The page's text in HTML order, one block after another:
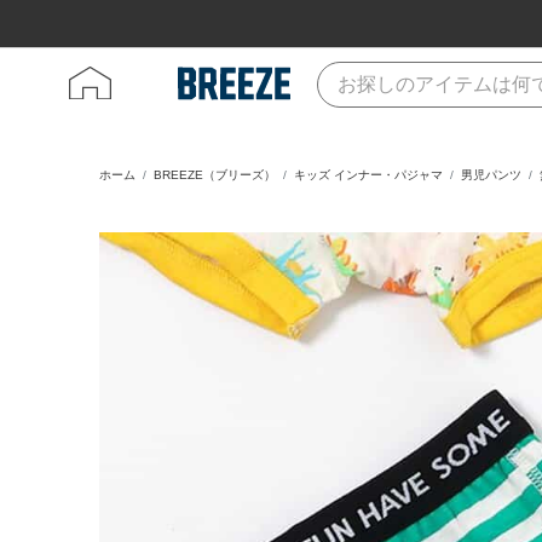
ホーム BREEZE（ブリーズ） キッズ インナー・パジャマ 男児パンツ